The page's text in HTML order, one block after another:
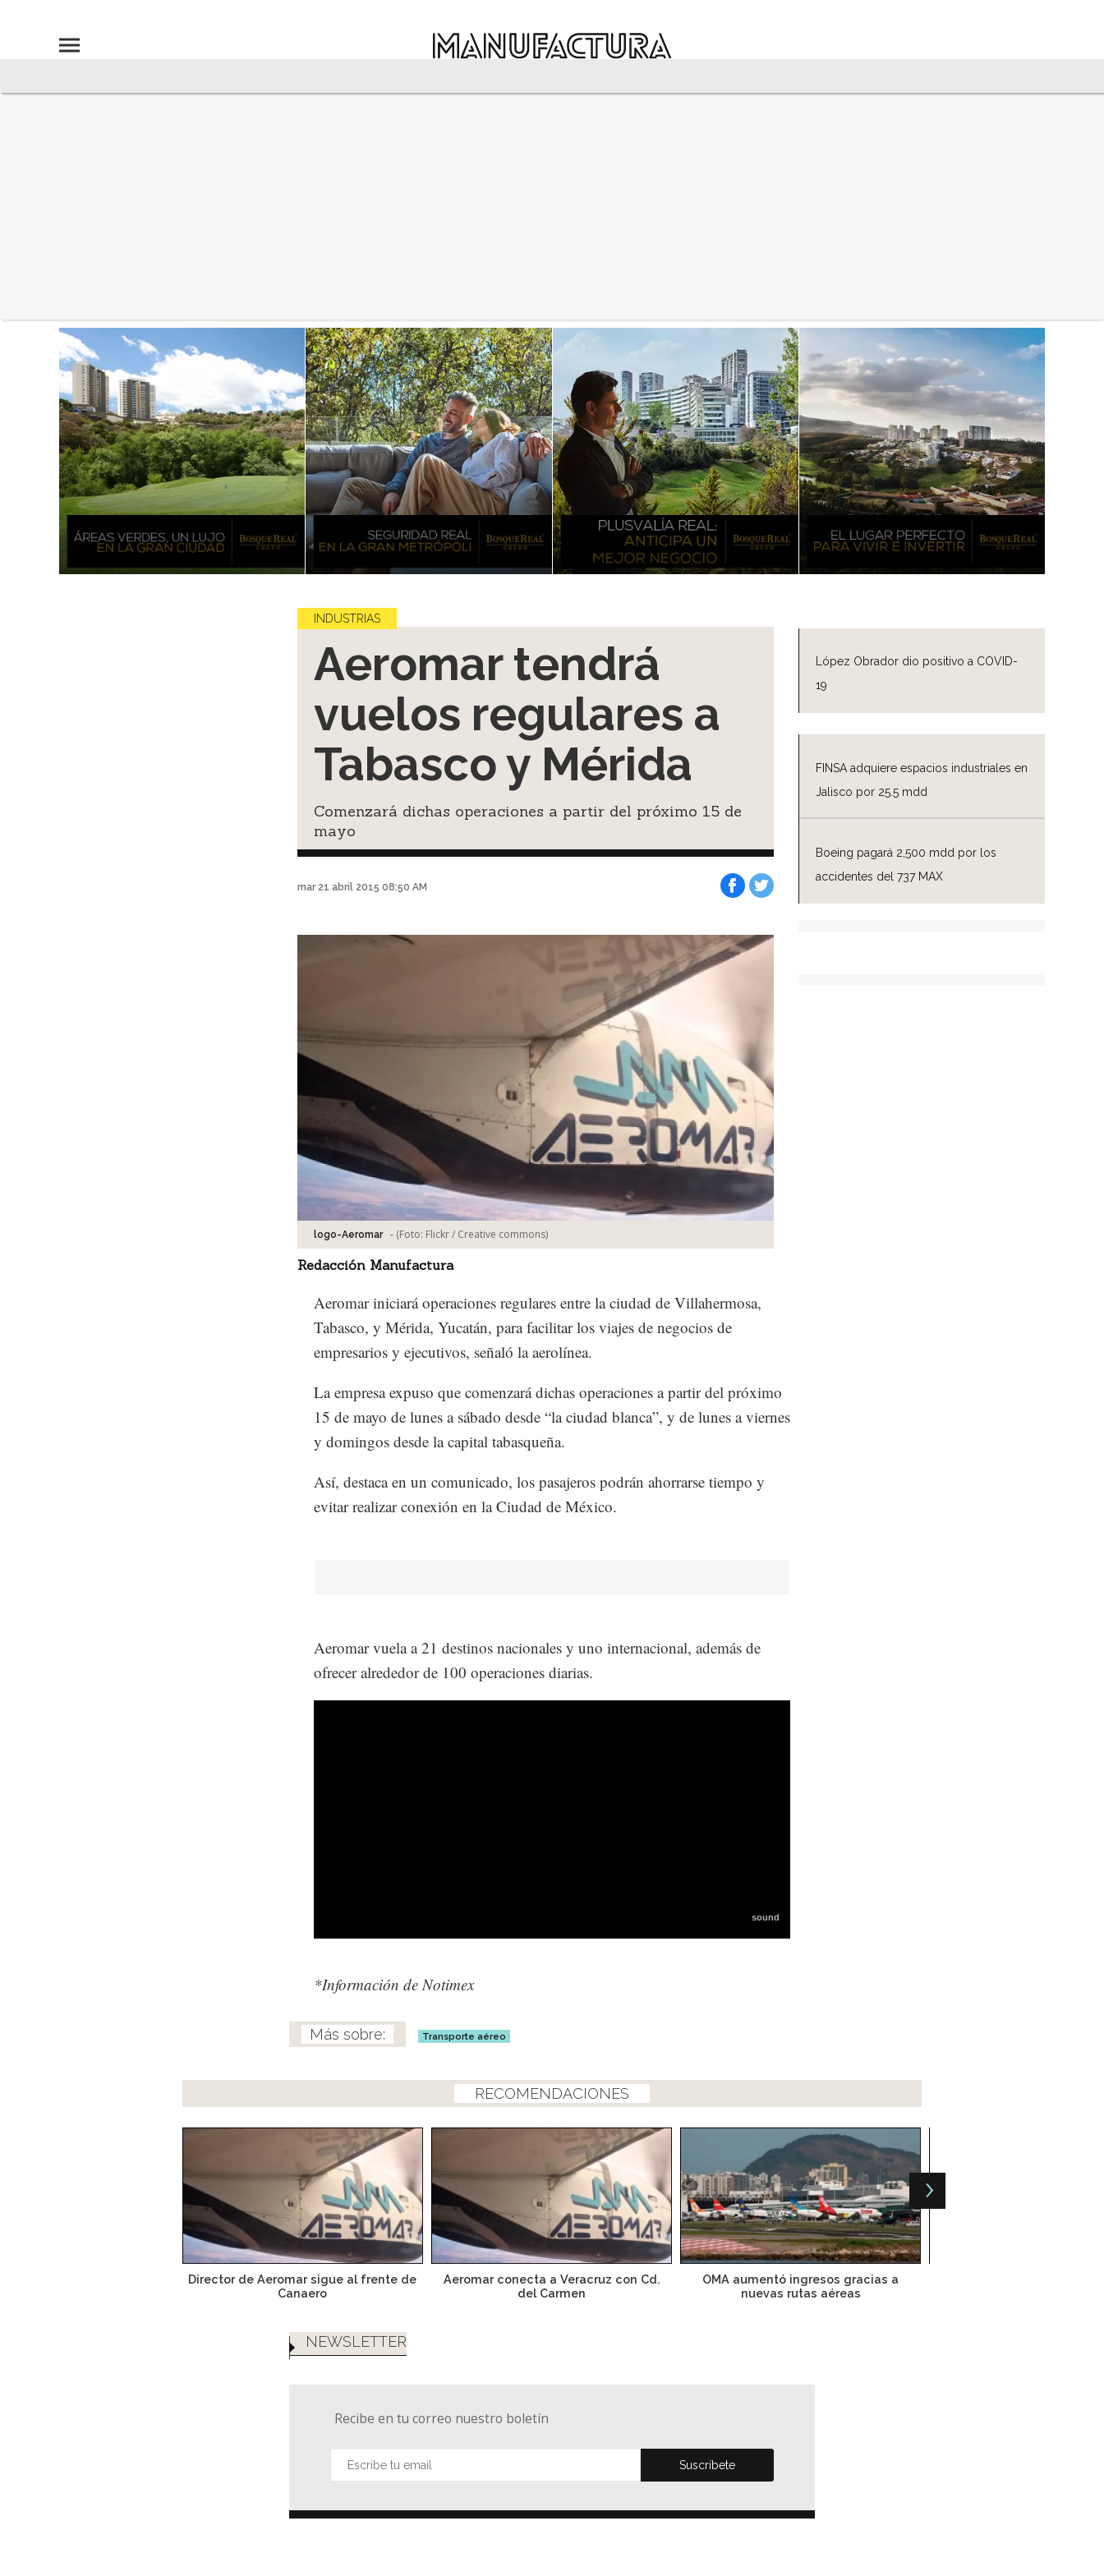
López Obrador dio positivo a COVID-
19
FINSA adquiere espacios industriales en
Jalisco por 25.5 mdd
Boeing pagará 2,500 mdd por los
accidentes del 737 MAX
INDUSTRIAS
Aeromar tendrá
vuelos regulares a
Tabasco y Mérida
Comenzará dichas operaciones a partir del próximo 15 de
mayo
mar 21 abril 2015 08:50 AM
logo-Aeromar - (Foto: Flickr / Creative commons)
Redacción Manufactura
Aeromar iniciará operaciones regulares entre la ciudad de Villahermosa,
Tabasco, y Mérida, Yucatán, para facilitar los viajes de negocios de
empresarios y ejecutivos, señaló la aerolínea.
La empresa expuso que comenzará dichas operaciones a partir del próximo
15 de mayo de lunes a sábado desde “la ciudad blanca”, y de lunes a viernes
y domingos desde la capital tabasqueña.
Así, destaca en un comunicado, los pasajeros podrán ahorrarse tiempo y
evitar realizar conexión en la Ciudad de México.
Aeromar vuela a 21 destinos nacionales y uno internacional, además de
ofrecer alrededor de 100 operaciones diarias.
*Información de Notimex
Transporte aéreo
RECOMENDACIONES
Director de Aeromar sigue al frente de
Canaero
Aeromar conecta a Veracruz con Cd.
del Carmen
OMA aumentó ingresos gracias a
nuevas rutas aéreas
NEWSLETTER
Recibe en tu correo nuestro boletín